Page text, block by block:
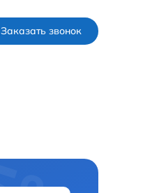
Заказать звонок